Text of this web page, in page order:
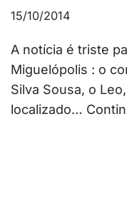
15/10/2014
A notícia é triste
Miguelópolis : o
Silva Sousa, o
localizado…